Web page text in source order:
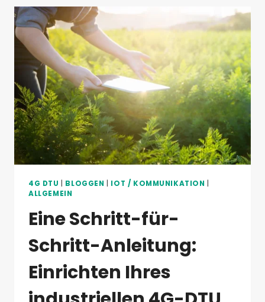
LANDWIRTSCHAFTLICHES
IOT-
TEMPERATUR-
UND
MIT
EINEM
INDUSTRIELLEN
SERIELL-
SERVER
AUFBAUT
4G DTU BLOGGEN IOT / KOMMUNIKATION
ALLGEMEIN
Eine Schritt-für-
Schritt-Anleitung:
Einrichten Ihres